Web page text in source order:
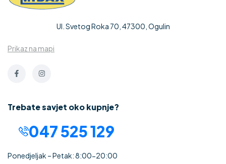
Ul. Svetog Roka 70, 47300, Ogulin
Prikaz na mapi
Trebate savjet oko kupnje?
047 525 129
Ponedjeljak – Petak: 8:00-20:00